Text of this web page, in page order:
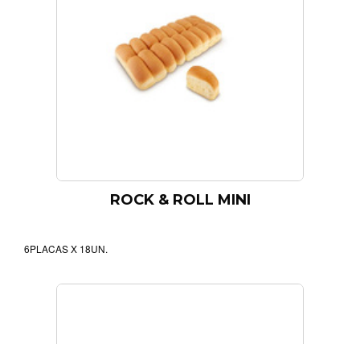
ROCK & ROLL MINI
6PLACAS X 18UN.